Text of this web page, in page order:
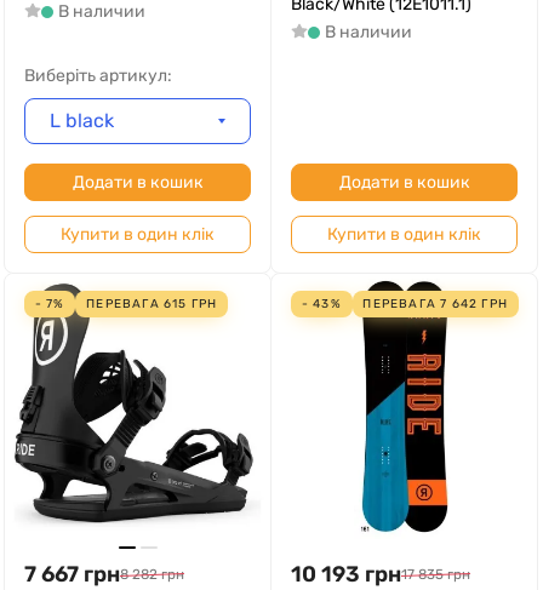
В наличии
Виберіть артикул:
L black
Додати в кошик
Купити в один клік
Black/White (12E1011.1)
В наличии
Додати в кошик
Купити в один клік
- 7% ПЕРЕВАГА615 ГРН
7 667 грн8 282 грн
- 43% ПЕРЕВАГА7 642 ГРН
10 193 грн17 835 грн